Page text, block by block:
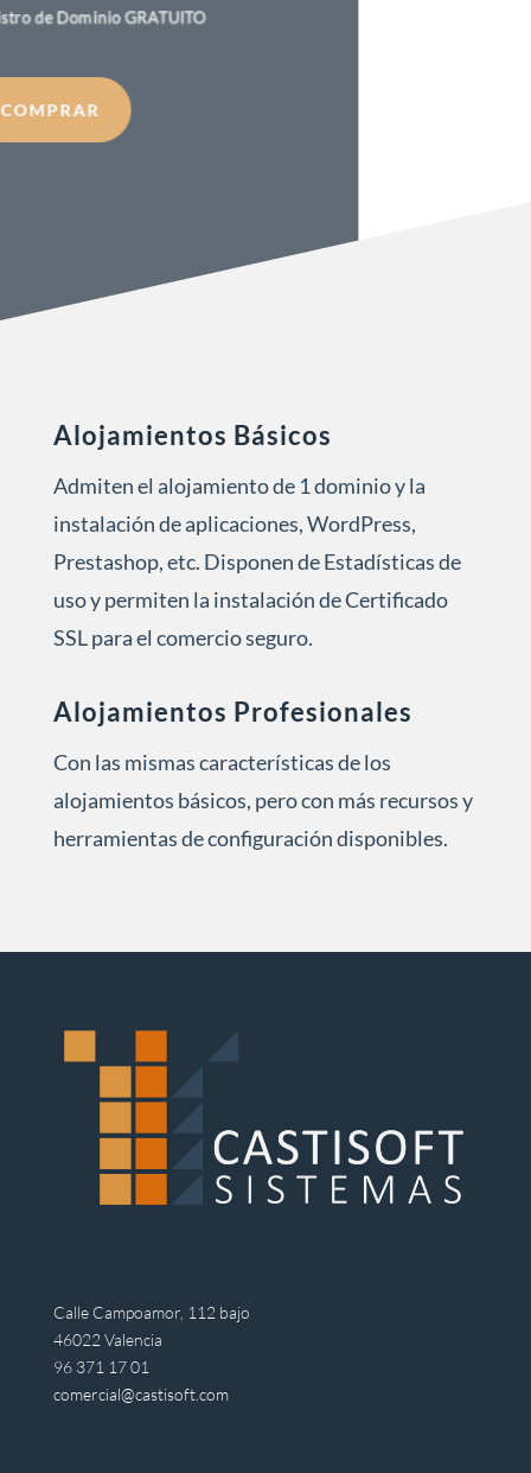
Registro de Dominio GRATUITO
COMPRAR
Alojamientos Básicos
Admiten el alojamiento de 1 dominio y la
instalación de aplicaciones, WordPress,
Prestashop, etc. Disponen de Estadísticas de
uso y permiten la instalación de Certificado
SSL para el comercio seguro.
Alojamientos Profesionales
Con las mismas características de los
alojamientos básicos, pero con más recursos y
herramientas de configuración disponibles.
Calle Campoamor, 112 bajo
46022 Valencia
96 371 17 01
comercial@castisoft.com